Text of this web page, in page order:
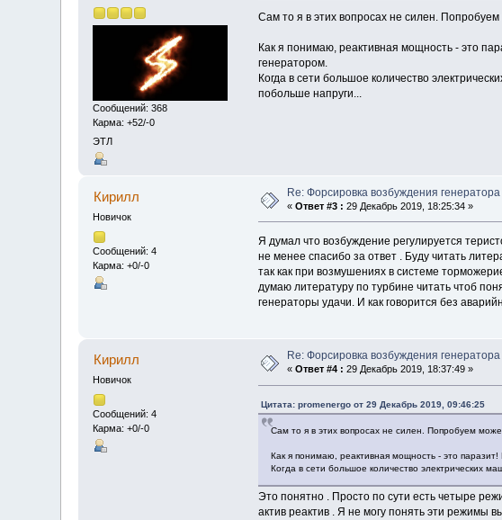
Сообщений: 368
Карма: +52/-0
ЭТЛ
Сам то я в этих вопросах не силен.
Как я понимаю, реактивная мощность - это
генератором.
Когда в сети большое количество
побольше напруги...
Кирилл
Новичок
Сообщений: 4
Карма: +0/-0
Re: Форсировка возбуждения генератора
«Ответ #3 : 29 Декабрь 2019, 18:25:34 »
Я думал что возбуждение регулируется
не менее спасибо за ответ . Буду читать
так как при возмушениях в системе
думаю литературу по турбине читать чтоб
генераторы удачи. И как говорится без
Кирилл
Новичок
Сообщений: 4
Карма: +0/-0
Re: Форсировка возбуждения генератора
«Ответ #4 : 29 Декабрь 2019, 18:37:49 »
Цитата: promenergo от 29 Декабрь 2019, 09:46:25
Сам то я в этих вопросах не силен. Попробуем
Как я понимаю, реактивная мощность - это
Когда в сети большое количество электрических
Это понятно . Просто по сути есть четыре
актив реактив . Я не могу понять эти режимы